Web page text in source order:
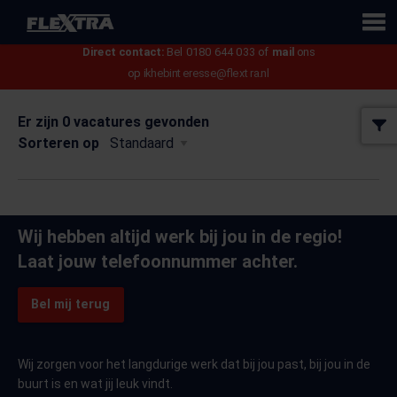
Flextra
Direct contact:Bel 0180 644 033 of mail ons
op ikhebinteresse@flextra.nl
Er zijn 0 vacatures gevonden
Sorteren op
Wij hebben altijd werk bij jou in de regio!
Laat jouw telefoonnummer achter.
Bel mij terug
Wij zorgen voor het langdurige werk dat bij jou past, bij jou in de
buurt is en wat jij leuk vindt.